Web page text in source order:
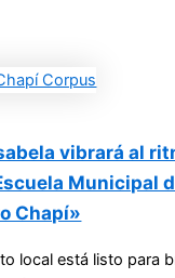
vibrará al
Municipal
Chapí»
local está listo para